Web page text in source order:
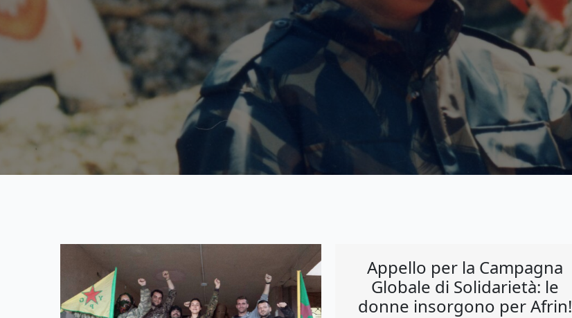
Appello per la Campagna
Globale di Solidarietà: le
donne insorgono per Afrin!